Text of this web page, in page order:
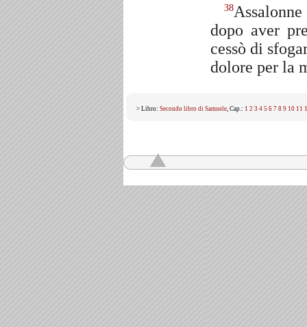
38
dopo aver
cessò di
dolore per la
> Libro: Secondo libro di Samuele, Cap.: 1 2 3 4 5 6 7 8 9 10 11